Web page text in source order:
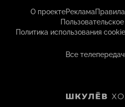
О проектеРеклама
Политика использования
Все